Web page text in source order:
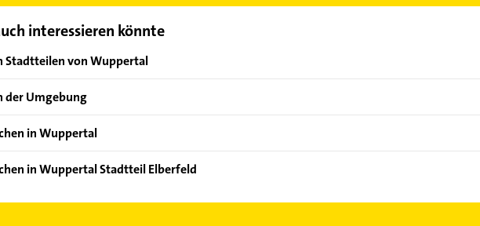
interessieren könnte
Stadtteilen von Wuppertal
der Umgebung
in Wuppertal
in Wuppertal Stadtteil Elberfeld